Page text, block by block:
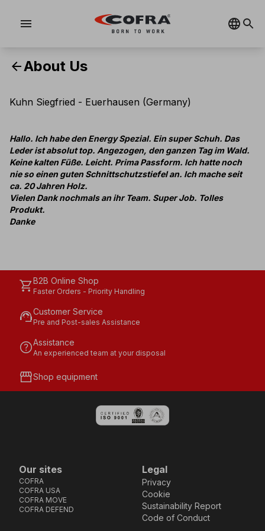
menu
arrow_backAbout Us
Kuhn Siegfried - Euerhausen (Germany)
Hallo. Ich habe den Energy Spezial. Ein super Schuh. Das
Leder ist absolut top. Angezogen, den ganzen Tag im Wald.
Keine kalten Füße. Leicht. Prima Passform. Ich hatte noch
nie so einen guten Schnittschutzstiefel an. Ich mache seit
ca. 20 Jahren Holz.
Vielen Dank nochmals an ihr Team. Super Job. Tolles
Produkt.
Danke
shopping_cartB2B Online Shop
Faster Orders - Priority Handling
support_agentCustomer Service
Pre and Post-sales Assistance
helpAssistance
An experienced team at your disposal
storefrontShop equipment
Our sites
COFRA
COFRA USA
COFRA MOVE
COFRA DEFEND
Legal
Privacy
Cookie
Sustainability Report
Code of Conduct